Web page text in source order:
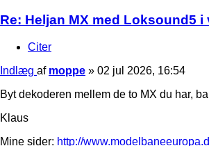
Re: Heljan MX med Loksound5 i
Citer
Indlæg af moppe » 02 jul 2026, 16:54
Byt dekoderen mellem de to MX du har,
Klaus
Mine sider: http://